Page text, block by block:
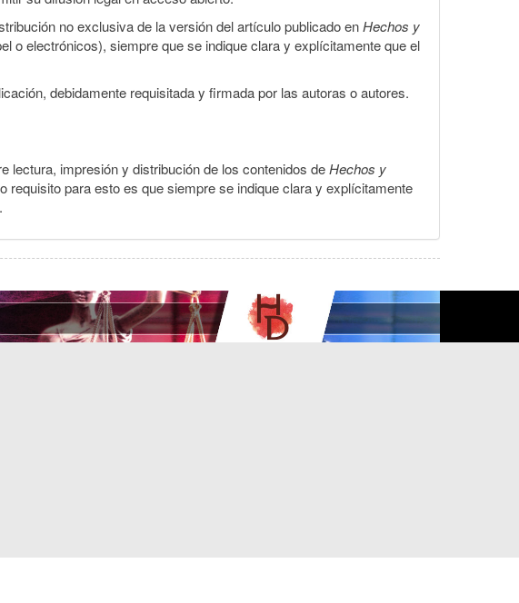
no exclusiva de la versión del artículo publicado enHechos y
o electrónicos), siempre que se indique clara y explícitamente que el
debidamente requisitada y firmada por las autoras o autores.
lectura, impresión y distribución de los contenidos deHechos y
requisito para esto es que siempre se indique clara y explícitamente